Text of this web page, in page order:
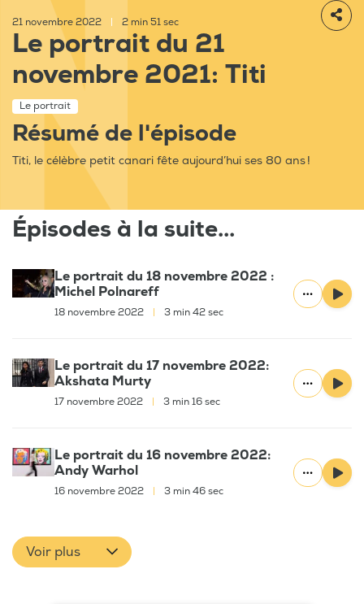
21 novembre 2022 2 min 51 sec
Le portrait du 21
novembre 2021: Titi
Le portrait
Résumé de l'épisode
Titi, le célèbre petit canari fête aujourd’hui ses 80 ans !
Épisodes à la suite...
Le portrait du 18 novembre 2022 :
Michel Polnareff
18 novembre 2022 3 min 42 sec
Le portrait du 17 novembre 2022:
Akshata Murty
17 novembre 2022 3 min 16 sec
Le portrait du 16 novembre 2022:
Andy Warhol
16 novembre 2022 3 min 46 sec
Voir plus